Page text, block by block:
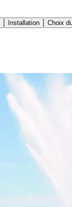
Installation Choix